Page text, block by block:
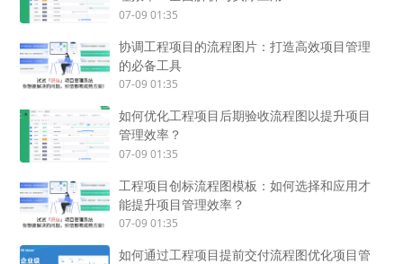
07-09 01:35
协调工程项目的流程图片：打造高效项目管理
的必备工具
07-09 01:35
如何优化工程项目后期验收流程图以提升项目
管理效率？
07-09 01:35
工程项目创标流程图模板：如何选择和应用才
能提升项目管理效率？
07-09 01:35
如何通过工程项目提前交付流程图优化项目管